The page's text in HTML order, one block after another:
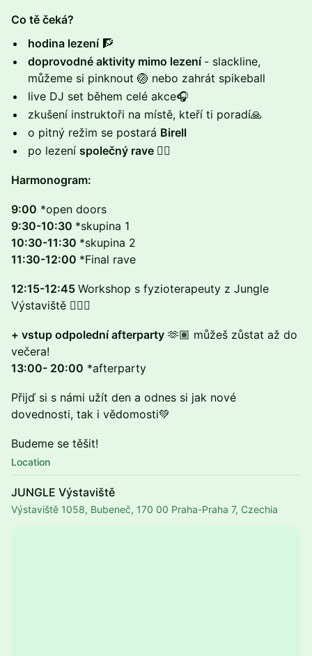
Co tě čeká?
hodina lezení🧗
doprovodné aktivity mimo lezení - slackline,
můžeme si pinknout 🏐 nebo zahrát spikeball
live DJ set během celé akce🎧
zkušení instruktoři na místě, kteří ti poradí🙏
o pitný režim se postará Birell
po lezení společný rave ⛓️‍💥
Harmonogram:
9:00 *open doors
9:30-10:30 *skupina 1
10:30-11:30 *skupina 2
11:30-12:00 *Final rave
12:15-12:45 Workshop s fyzioterapeuty z Jungle
Výstaviště 🧘🏽‍♀️
+ vstup odpolední afterparty 🫶🏽 můžeš zůstat až do
večera!
13:00- 20:00 *afterparty
Přijď si s námi užít den a odnes si jak nové
dovednosti, tak i vědomosti💚
Budeme se těšit!
Location
JUNGLE Výstaviště
Výstaviště 1058, Bubeneč, 170 00 Praha-Praha 7, Czechia